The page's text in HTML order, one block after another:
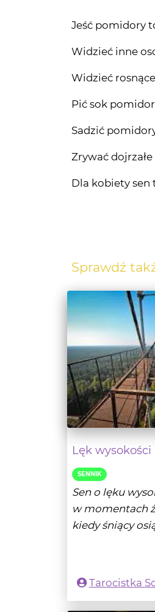
Jeść pomidory
Widzieć inne
Widzieć
Pić sok
Sadzić
Zrywać
Dla kobiety sen
Sprawdź
Lęk
SENNIK
Sen o lęku
w momentach
kiedy śniący
Tarocistka